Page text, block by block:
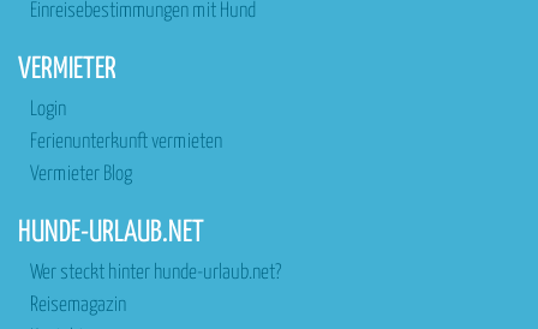
Einreisebestimmungen mit Hund
VERMIETER
Login
Ferienunterkunft vermieten
Vermieter Blog
HUNDE-URLAUB.NET
Wer steckt hinter hunde-urlaub.net?
Reisemagazin